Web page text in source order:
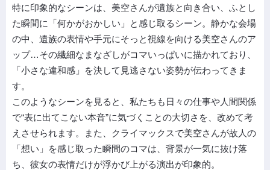
特に印象的なシーンは、美空さんが遺族と向き合い、ふとし
た瞬間に「何かがおかしい」と感じ取るシーン。静かな会場
の中、遺族の表情や手元にそっと視線を向ける美空さんのア
ップ…その繊細なまなざしがコマいっぱいに描かれており、
「小さな違和感」を決して見逃さない姿勢が伝わってきま
す。
このようなシーンを見ると、私たちも日々の仕事や人間関係
で“表に出てこない本音”に気づくことの大切さを、改めて考
えさせられます。また、クライマックスで美空さんが故人の
「想い」を感じ取った瞬間のコマは、背景が一気に抜け落
ち、彼女の表情だけが浮かび上がる演出が印象的。